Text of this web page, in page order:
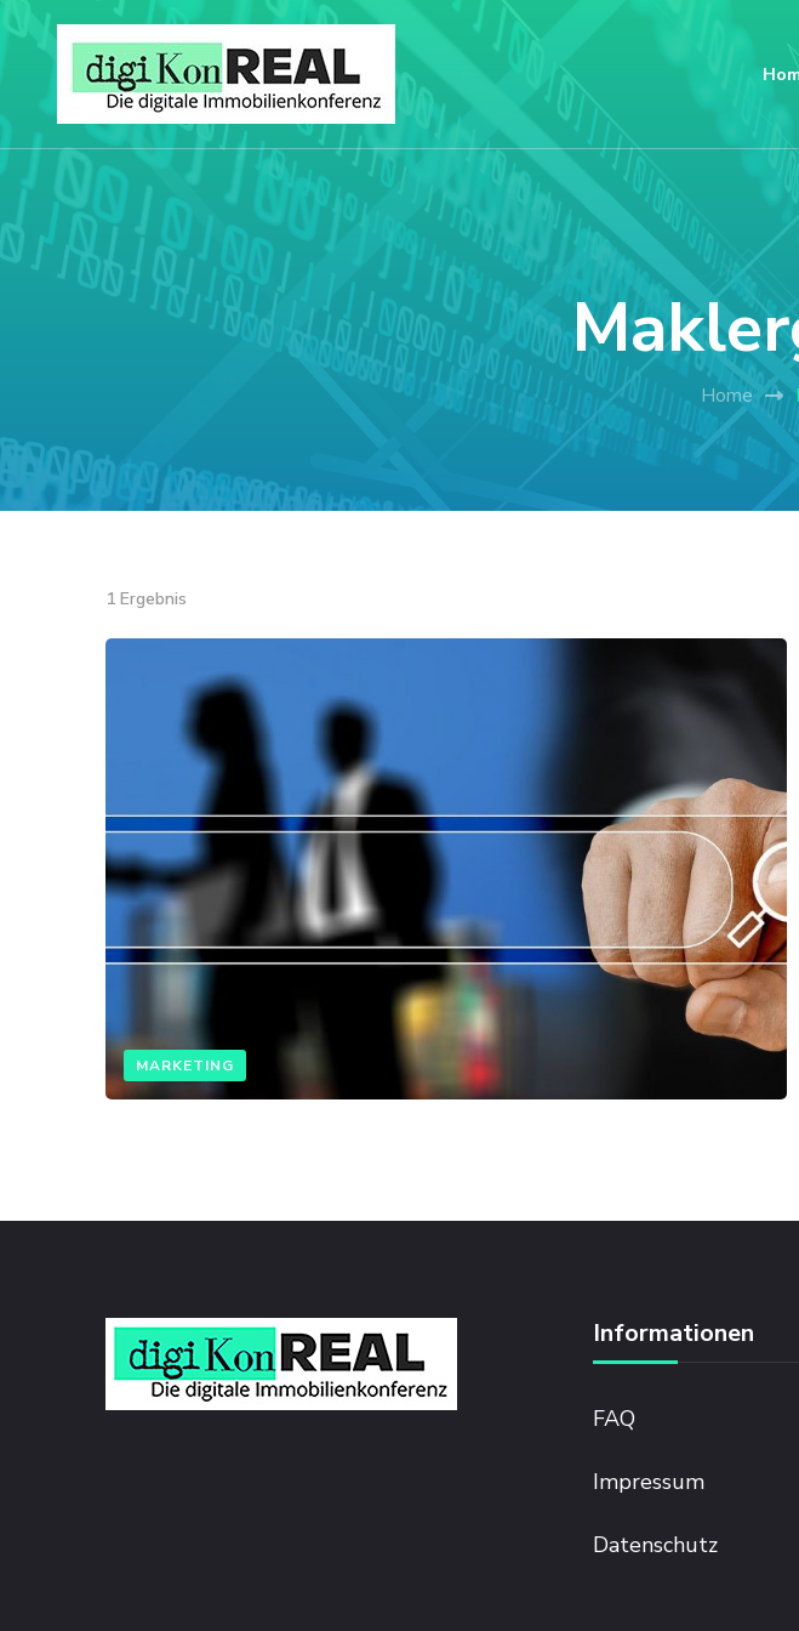
Home
1 Ergebnis
MARKETING
Informationen
FAQ
Impressum
Datenschutz